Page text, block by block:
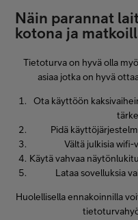
Näin parannat
kotona ja
Tietoturva on hyvä olla
asiaa jotka on hyvä
Ota käyttöön
Pidä
Vältä julkisia
Käytä vahvaa
Lataa sovelluksia
Huolellisella ennakoinnilla